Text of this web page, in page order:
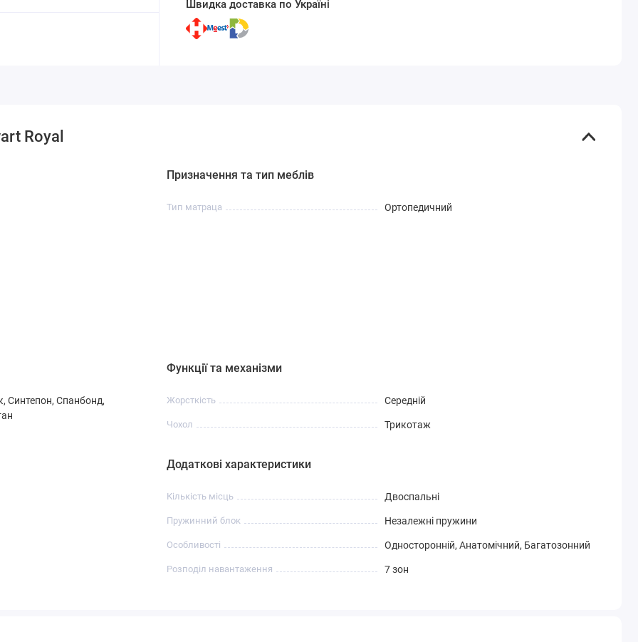
Швидка доставка по Україні
Royal
Призначення та тип меблів
Тип матраца Ортопедичний
Синтепон, Спанбонд,
Функції та механізми
Жорсткість Середній
Чохол Трикотаж
Додаткові характеристики
Кількість місць Двоспальні
Пружинний блок Незалежні пружини
Особливості Односторонній, Анатомічний, Багатозонний
Розподіл навантаження 7 зон